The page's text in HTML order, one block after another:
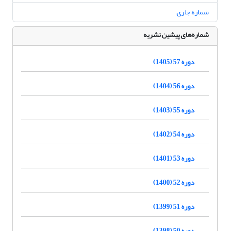
شماره جاری
شماره‌های پیشین نشریه
دوره 57 (1405)
دوره 56 (1404)
دوره 55 (1403)
دوره 54 (1402)
دوره 53 (1401)
دوره 52 (1400)
دوره 51 (1399)